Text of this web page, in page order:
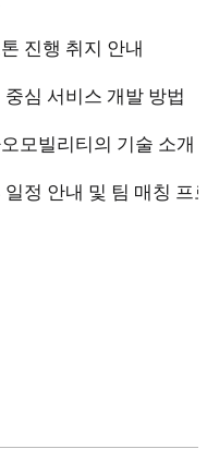
진행 취지 안내
중심 서비스 개발 방법
모빌리티의 기술 소개
일정 안내 및 팀 매칭 프